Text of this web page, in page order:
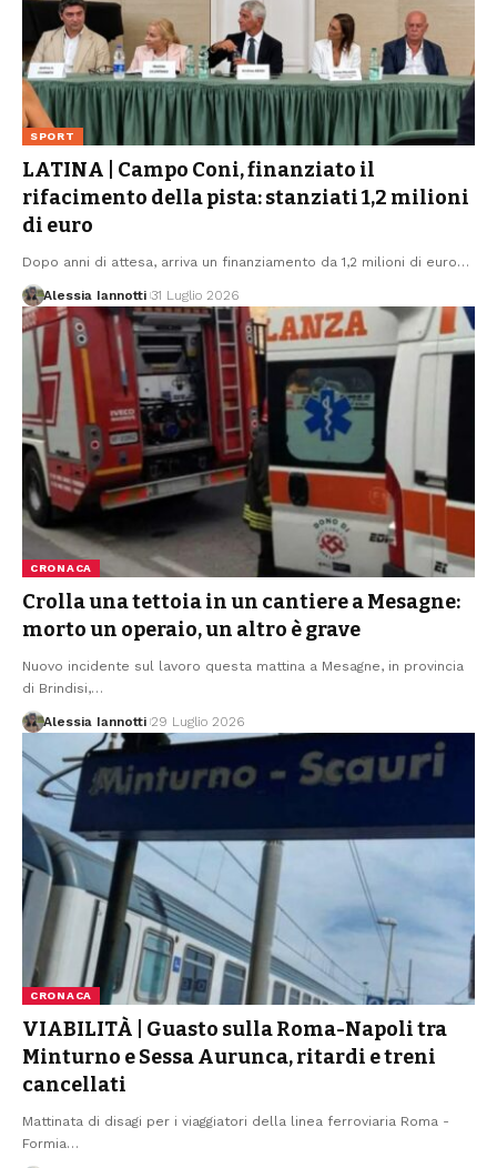
SPORT
LATINA | Campo Coni, finanziato il
rifacimento della pista: stanziati 1,2 milioni
di euro
Dopo anni di attesa, arriva un finanziamento da 1,2 milioni di euro…
Alessia Iannotti 31 Luglio 2026
CRONACA
Crolla una tettoia in un cantiere a Mesagne:
morto un operaio, un altro è grave
Nuovo incidente sul lavoro questa mattina a Mesagne, in provincia
di Brindisi,…
Alessia Iannotti 29 Luglio 2026
CRONACA
VIABILITÀ | Guasto sulla Roma-Napoli tra
Minturno e Sessa Aurunca, ritardi e treni
cancellati
Mattinata di disagi per i viaggiatori della linea ferroviaria Roma -
Formia…